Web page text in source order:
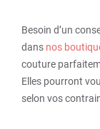
Besoin d’un
dans nos
couture
Elles pourront
selon vos